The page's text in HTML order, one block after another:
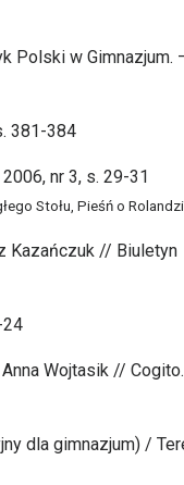
Polski w Gimnazjum.
381-384
nr 3, s. 29-31
Stołu, Pieśń o
Kazańczuk // Biuletyn
24
Wojtasik //
dla gimnazjum) /